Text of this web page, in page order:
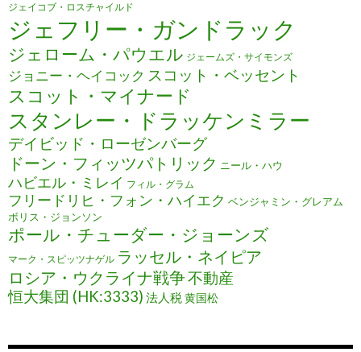
ジェイコブ・ロスチャイルド
ジェフリー・ガンドラック
ジェローム・パウエル ジェームズ・サイモンズ
ジョニー・ヘイコック スコット・ベッセント
スコット・マイナード
スタンレー・ドラッケンミラー
デイビッド・ローゼンバーグ
ドーン・フィッツパトリック ニール・ハウ
ハビエル・ミレイ フィル・グラム
フリードリヒ・フォン・ハイエク ベンジャミン・グレアム
ボリス・ジョンソン
ポール・チューダー・ジョーンズ
マーク・スピッツナゲル ラッセル・ネイピア
ロシア・ウクライナ戦争不動産
恒大集団 (HK:3333) 法人税黄国松